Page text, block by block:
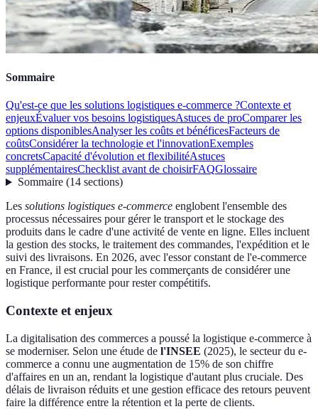
Sommaire
Qu'est-ce que les solutions logistiques e-commerce ?Contexte et
enjeuxÉvaluer vos besoins logistiquesAstuces de proComparer les
options disponiblesAnalyser les coûts et bénéficesFacteurs de
coûtsConsidérer la technologie et l'innovationExemples
concretsCapacité d'évolution et flexibilitéAstuces
supplémentairesChecklist avant de choisirFAQGlossaire
Sommaire(14 sections)
Les solutions logistiques e-commerce englobent l'ensemble des
processus nécessaires pour gérer le transport et le stockage des
produits dans le cadre d'une activité de vente en ligne. Elles incluent
la gestion des stocks, le traitement des commandes, l'expédition et le
suivi des livraisons. En 2026, avec l'essor constant de l'e-commerce
en France, il est crucial pour les commerçants de considérer une
logistique performante pour rester compétitifs.
Contexte et enjeux
La digitalisation des commerces a poussé la logistique e-commerce à
se moderniser. Selon une étude de l'INSEE (2025), le secteur du e-
commerce a connu une augmentation de 15% de son chiffre
d'affaires en un an, rendant la logistique d'autant plus cruciale. Des
délais de livraison réduits et une gestion efficace des retours peuvent
faire la différence entre la rétention et la perte de clients.